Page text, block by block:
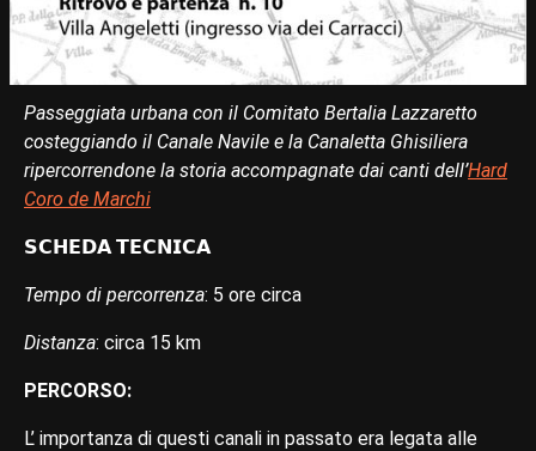
Passeggiata urbana con il Comitato Bertalia Lazzaretto
costeggiando il Canale Navile e la Canaletta Ghisiliera
ripercorrendone la storia accompagnate dai canti dell’Hard
Coro de Marchi
𝗦𝗖𝗛𝗘𝗗𝗔 𝗧𝗘𝗖𝗡𝗜𝗖𝗔
Tempo di percorrenza: 5 ore circa
Distanza: circa 15 km
PERCORSO:
L’ importanza di questi canali in passato era legata alle